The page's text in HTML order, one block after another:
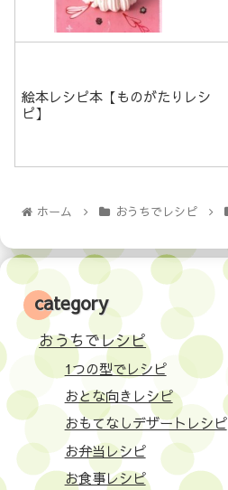
絵本レシピ本【ものがたりレシ
ピ】
ホーム おうちでレシピ
category
おうちでレシピ
1つの型でレシピ
おとな向きレシピ
おもてなしデザートレシピ
お弁当レシピ
お食事レシピ